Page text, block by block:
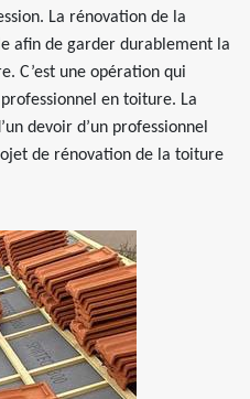
La rénovation de la
afin de garder durablement la
C’est une opération qui
en toiture. La
devoir d’un professionnel
de rénovation de la toiture